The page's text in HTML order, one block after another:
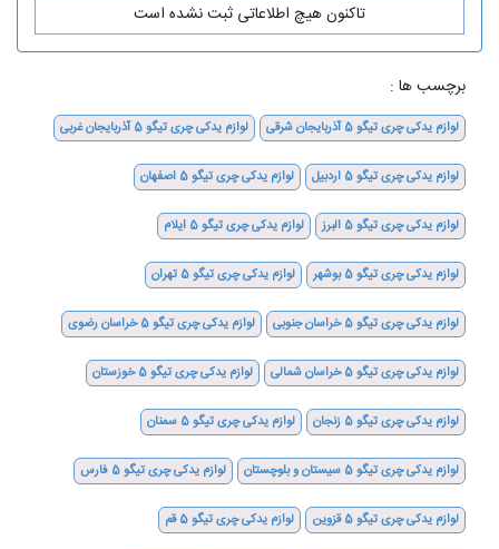
تاکنون هیچ اطلاعاتی ثبت نشده است
برچسب ها :
لوازم یدکی چری تیگو 5 آذربایجان شرقی لوازم یدکی چری تیگو 5 آذربایجان غربی
لوازم یدکی چری تیگو 5 اردبیل لوازم یدکی چری تیگو 5 اصفهان
لوازم یدکی چری تیگو 5 البرز لوازم یدکی چری تیگو 5 ایلام
لوازم یدکی چری تیگو 5 بوشهر لوازم یدکی چری تیگو 5 تهران
لوازم یدکی چری تیگو 5 خراسان جنوبی لوازم یدکی چری تیگو 5 خراسان رضوی
لوازم یدکی چری تیگو 5 خراسان شمالی لوازم یدکی چری تیگو 5 خوزستان
لوازم یدکی چری تیگو 5 زنجان لوازم یدکی چری تیگو 5 سمنان
لوازم یدکی چری تیگو 5 سیستان و بلوچستان لوازم یدکی چری تیگو 5 فارس
لوازم یدکی چری تیگو 5 قزوین لوازم یدکی چری تیگو 5 قم